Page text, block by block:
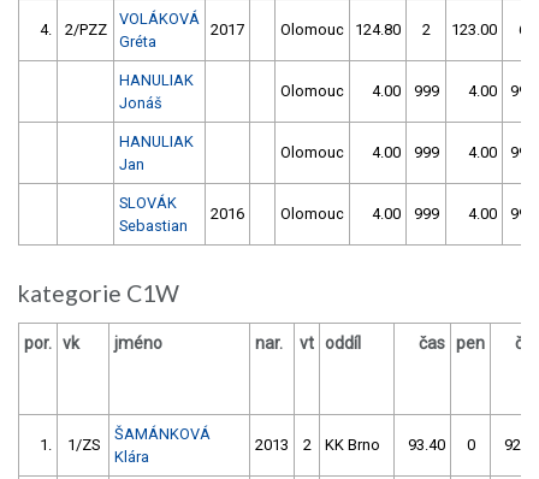
4. 2/PZZ
VOLÁKOVÁ
Gréta
2017 Olomouc 124.80 2 123.00 6
HANULIAK
Jonáš
Olomouc 4.00 999 4.00 999
HANULIAK
Jan
Olomouc 4.00 999 4.00 999
SLOVÁK
Sebastian
2016 Olomouc 4.00 999 4.00 999
kategorie C1W
por. vk jméno nar. vt oddíl čas pen
1. 1/ZS
ŠAMÁNKOVÁ
Klára
2013 2 KK Brno 93.40 0